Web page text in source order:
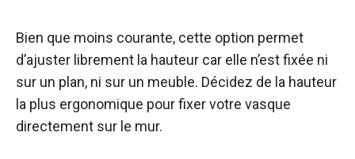
Bien que moins courante, cette option permet
d’ajuster librement la hauteur car elle n’est fixée ni
sur un plan, ni sur un meuble. Décidez de la hauteur
la plus ergonomique pour fixer votre vasque
directement sur le mur.